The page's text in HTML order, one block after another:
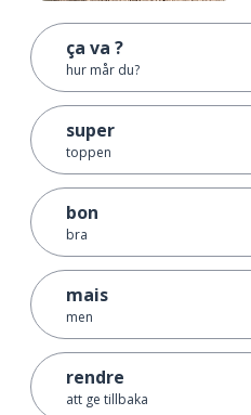
ça va ?
hur mår du?
super
toppen
bon
bra
mais
men
rendre
att ge tillbaka